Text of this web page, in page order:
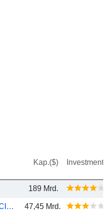
Kap.($) Investment
189 Mrd.
COCA-COLA EUROPACIFIC PARTNERS PLC 47,45 Mrd.